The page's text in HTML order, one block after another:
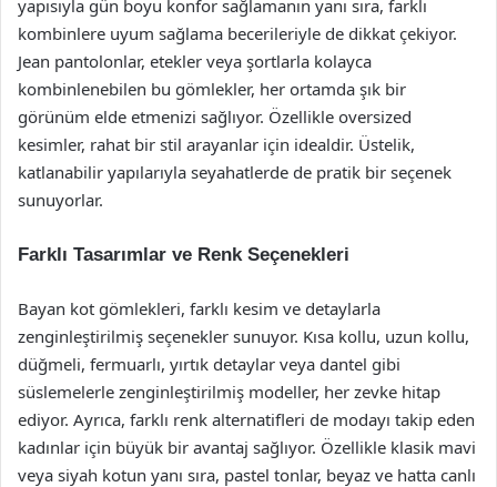
yapısıyla gün boyu konfor sağlamanın yanı sıra, farklı
kombinlere uyum sağlama becerileriyle de dikkat çekiyor.
Jean pantolonlar, etekler veya şortlarla kolayca
kombinlenebilen bu gömlekler, her ortamda şık bir
görünüm elde etmenizi sağlıyor. Özellikle oversized
kesimler, rahat bir stil arayanlar için idealdir. Üstelik,
katlanabilir yapılarıyla seyahatlerde de pratik bir seçenek
sunuyorlar.
Farklı Tasarımlar ve Renk Seçenekleri
Bayan kot gömlekleri, farklı kesim ve detaylarla
zenginleştirilmiş seçenekler sunuyor. Kısa kollu, uzun kollu,
düğmeli, fermuarlı, yırtık detaylar veya dantel gibi
süslemelerle zenginleştirilmiş modeller, her zevke hitap
ediyor. Ayrıca, farklı renk alternatifleri de modayı takip eden
kadınlar için büyük bir avantaj sağlıyor. Özellikle klasik mavi
veya siyah kotun yanı sıra, pastel tonlar, beyaz ve hatta canlı